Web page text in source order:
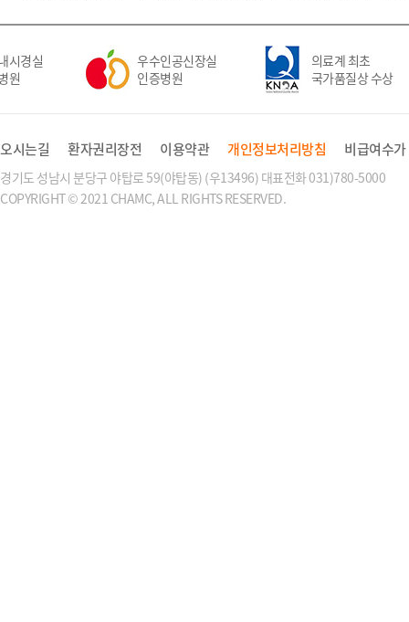
경실
원
우수인공신장실
인증병원
의료계 최초
국가품질상 수상
오시는길 환자권리장전 이용약관 개인정보처리방침 비급여수가
경기도 성남시 분당구 야탑로 59(야탑동) (우13496) 대표전화 031)780-5000
COPYRIGHT © 2021 CHAMC, ALL RIGHTS RESERVED.